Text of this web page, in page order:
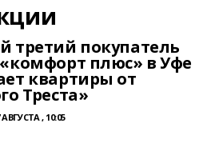
третий покупатель
плюс» в Уфе
квартиры от
Треста»
АВГУСТА , 10:05